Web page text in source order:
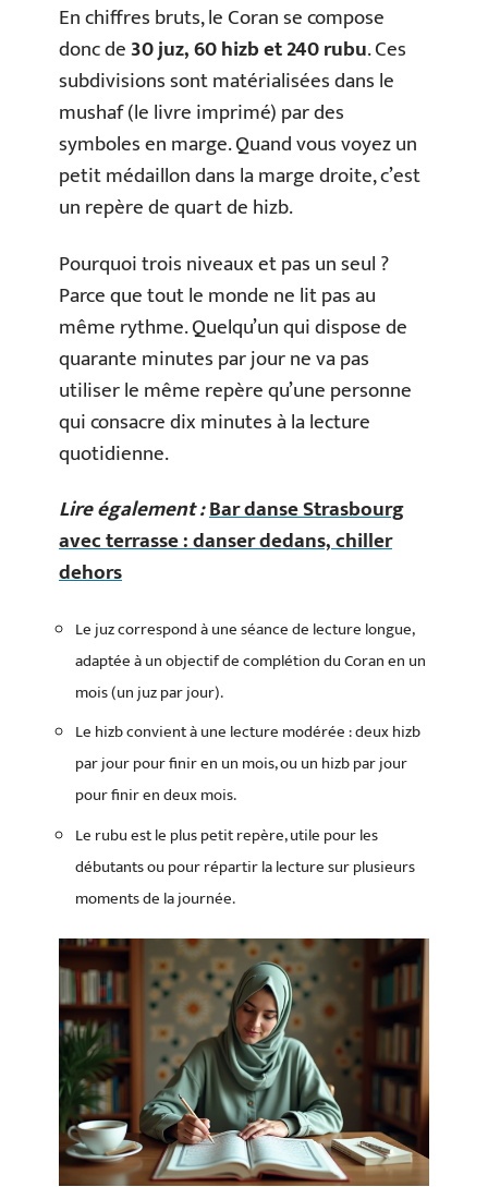
En chiffres bruts, le Coran se compose
donc de30 juz, 60 hizb et 240 rubu. Ces
subdivisions sont matérialisées dans le
mushaf (le livre imprimé) par des
symboles en marge. Quand vous voyez un
petit médaillon dans la marge droite, c’est
un repère de quart de hizb.
Pourquoi trois niveaux et pas un seul ?
Parce que tout le monde ne lit pas au
même rythme. Quelqu’un qui dispose de
quarante minutes par jour ne va pas
utiliser le même repère qu’une personne
qui consacre dix minutes à la lecture
quotidienne.
Lire également :Bar danse Strasbourg
avec terrasse : danser dedans, chiller
dehors
Le juz correspond à une séance de lecture longue,
adaptée à un objectif de complétion du Coran en un
mois (un juz par jour).
Le hizb convient à une lecture modérée : deux hizb
par jour pour finir en un mois, ou un hizb par jour
pour finir en deux mois.
Le rubu est le plus petit repère, utile pour les
débutants ou pour répartir la lecture sur plusieurs
moments de la journée.